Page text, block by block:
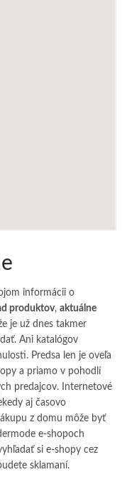
informácii o
produktov, aktuálne
je už dnes takmer
Ani katalógov
Predsa len je oveľa
a priamo v pohodlí
predajcov. Internetové
aj časovo
z domu môže byť
e-shopoch
si e-shopy cez
sklamaní.